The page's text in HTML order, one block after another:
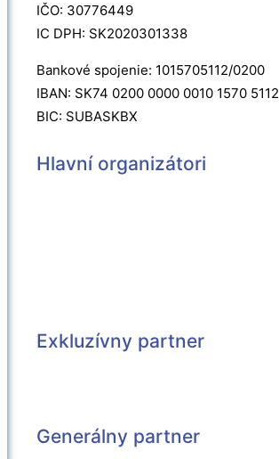
IČO: 30776449
IC DPH: SK2020301338
Bankové spojenie: 1015705112/0200
IBAN: SK74 0200 0000 0010 1570 5112
BIC: SUBASKBX
Hlavní organizátori
Exkluzívny partner
Generálny partner